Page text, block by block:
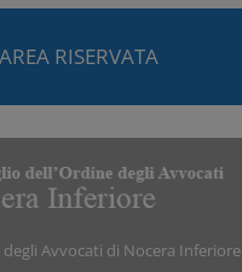
AREA RISERVATA
Avvocati di Nocera Inferiore